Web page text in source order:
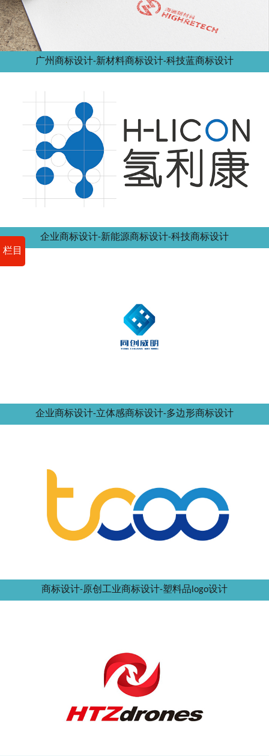
栏目
广州商标设计-新材料商标设计-科技蓝商标设计
企业商标设计-新能源商标设计-科技商标设计
企业商标设计-立体感商标设计-多边形商标设计
商标设计-原创工业商标设计-塑料品logo设计